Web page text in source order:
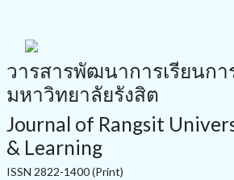
วารสารพัฒนาการเรียนก
มหาวิทยาลัยรังสิต
Journal of Rangsit
& Learning
ISSN 2822-1400 (Print)